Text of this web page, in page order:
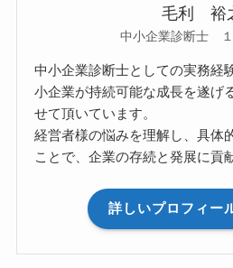
毛利 裕
中小企業診断士
中小企業診断士としての実務経
小企業が持続可能な成長を遂げ
せて頂いています。
経営者様の悩みを理解し、具体
ことで、企業の存続と発展に貢
詳しいプロフィー